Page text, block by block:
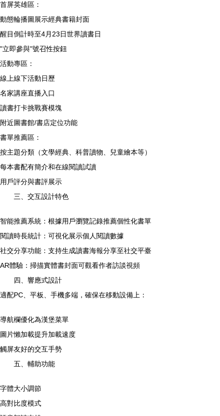
首屏英雄區：
動態輪播圖展示經典書籍封面
醒目倒計時至4月23日世界讀書日
"立即參與"號召性按鈕
活動專區：
線上線下活動日歷
名家講座直播入口
讀書打卡挑戰賽模塊
附近圖書館/書店定位功能
書單推薦區：
按主題分類（文學經典、科普讀物、兒童繪本等）
每本書配有簡介和在線閱讀試讀
用戶評分與書評展示
三、交互設計特色
智能推薦系統：根據用戶瀏覽記錄推薦個性化書單
閱讀時長統計：可視化展示個人閱讀數據
社交分享功能：支持生成讀書海報分享至社交平臺
AR體驗：掃描實體書封面可觀看作者訪談視頻
四、響應式設計
適配PC、平板、手機多端，確保在移動設備上：
導航欄優化為漢堡菜單
圖片懶加載提升加載速度
觸屏友好的交互手勢
五、輔助功能
字體大小調節
高對比度模式